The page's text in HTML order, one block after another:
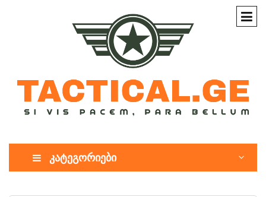
კატეგორიები